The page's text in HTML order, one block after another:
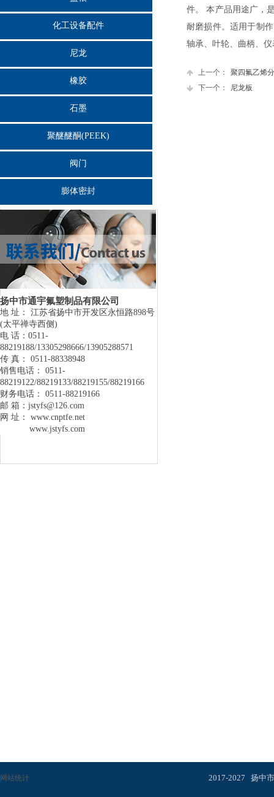
件。 本产品用途广，
耐磨损件。适用于制
轴承、叶轮、曲柄、
上一个：
聚四氟乙烯
下一个：
尼龙板
化工设备配件
尼龙
橡胶
石墨
聚醚醚酮(PEEK)
阀门
膨体密封
扬中市通宇氟塑制品有限公司
地 址： 江苏省扬中市开发区永恒路898号
(太平禅寺西侧)
电 话：0511-
88219188/13305298666/13905288571
传 真： 0511-88338948
销售电话： 0511-
88219122/88219133/88219155/88219166
财务电话： 0511-88219166
邮 箱：jstyfs@126.com
网 址： www.cnptfe.net
www.jstyfs.com
2017-2027 扬中
网站统计